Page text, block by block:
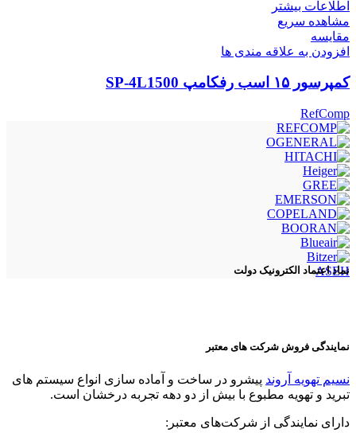
اطلاعات بیشتر
مشاهده سریع
مقایسه
افزودن به علاقه مندی ها
کمپرسور ۱۵ اسب رفکامپ SP-4L1500
RefComp
ASEH
نماد اعتماد الکترونیک دولت
نمایندگی فروش شرکت های معتبر
نسیم تهویه آروند پیشرو در ساخت و آماده سازی انواع سیستم های
تبرید و تهویه مطبوع با بیش از دو دهه تجربه درخشان است.
دارای نمایندگی از شرکت‌های معتبر: